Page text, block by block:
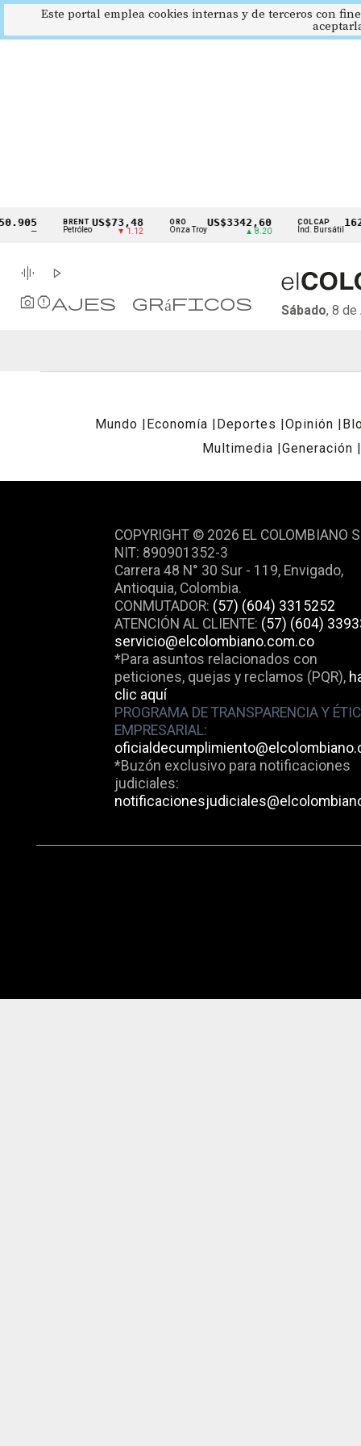
de
Colombia
BRENT
Petróleo
US$73,48
▼ 1.12
ORO
Onza Troy
US$3342,60
▲ 8.20
COLCAP
Índ. Bursátil
graphic_eq
play_arrow
photo_cameraReportajes gráficos Sábado, 8
Mundo Economía Deportes Opinión
Multimedia
Generación
COPYRIGHT © 2026 EL COLOMBIANO
NIT: 890901352-3
Carrera 48 N° 30 Sur - 119, Envigado,
Antioquia, Colombia.
CONMUTADOR: (57) (604) 3315252
ATENCIÓN AL CLIENTE: (57) (604)
servicio@elcolombiano.com.co
*Para asuntos relacionados con
peticiones, quejas y reclamos (PQR),
clic aquí
PROGRAMA DE TRANSPARENCIA Y
EMPRESARIAL:
*Buzón exclusivo para notificaciones
judiciales:
Este portal emplea cookies internas y de terceros con